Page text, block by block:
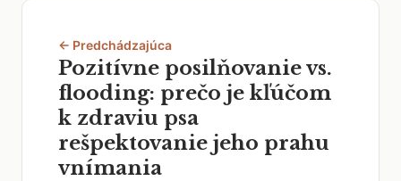
← Predchádzajúca
Pozitívne posilňovanie vs.
flooding: prečo je kľúčom
k zdraviu psa
rešpektovanie jeho prahu
vnímania